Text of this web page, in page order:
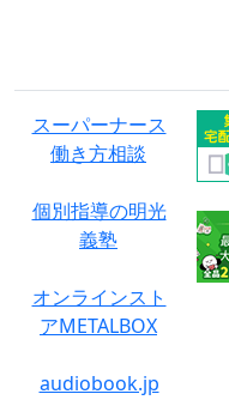
スーパーナース
働き方相談
個別指導の明光
義塾
オンラインスト
アMETALBOX
audiobook.jp